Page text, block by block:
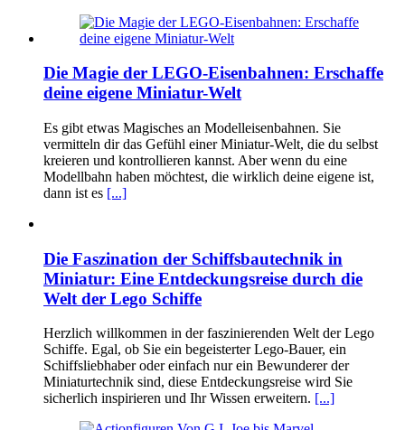
Die Magie der LEGO-Eisenbahnen: Erschaffe
deine eigene Miniatur-Welt
Es gibt etwas Magisches an Modelleisenbahnen. Sie
vermitteln dir das Gefühl einer Miniatur-Welt, die du selbst
kreieren und kontrollieren kannst. Aber wenn du eine
Modellbahn haben möchtest, die wirklich deine eigene ist,
dann ist es [...]
Die Faszination der Schiffsbautechnik in
Miniatur: Eine Entdeckungsreise durch die
Welt der Lego Schiffe
Herzlich willkommen in der faszinierenden Welt der Lego
Schiffe. Egal, ob Sie ein begeisterter Lego-Bauer, ein
Schiffsliebhaber oder einfach nur ein Bewunderer der
Miniaturtechnik sind, diese Entdeckungsreise wird Sie
sicherlich inspirieren und Ihr Wissen erweitern. [...]